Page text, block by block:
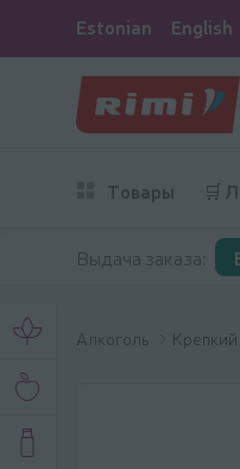
Estonian English
Товары 🛒
Выдача заказа:
Алкоголь